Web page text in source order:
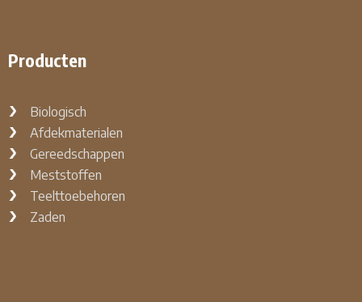
Producten
Biologisch
Afdekmaterialen
Gereedschappen
Meststoffen
Teelttoebehoren
Zaden